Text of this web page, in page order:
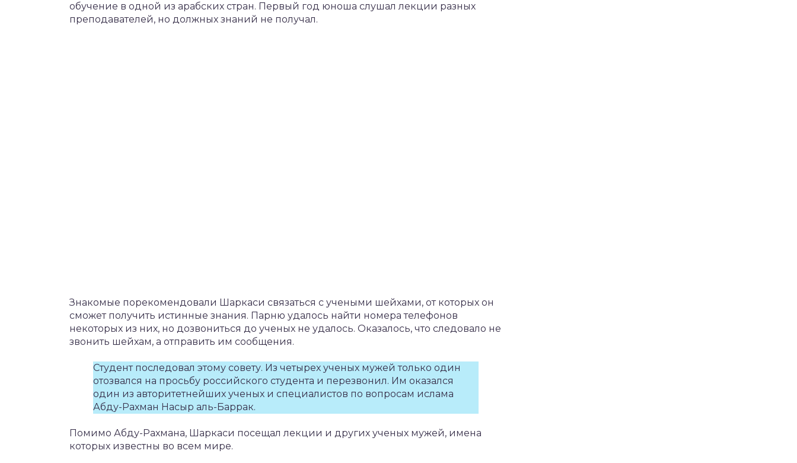
обучение в одной из арабских стран. Первый год юноша слушал лекции разных
преподавателей, но должных знаний не получал.
Знакомые порекомендовали Шаркаси связаться с учеными шейхами, от которых он
сможет получить истинные знания. Парню удалось найти номера телефонов
некоторых из них, но дозвониться до ученых не удалось. Оказалось, что следовало не
звонить шейхам, а отправить им сообщения.
Студент последовал этому совету. Из четырех ученых мужей только один
отозвался на просьбу российского студента и перезвонил. Им оказался
один из авторитетнейших ученых и специалистов по вопросам ислама
Абду-Рахман Насыр аль-Баррак.
Помимо Абду-Рахмана, Шаркаси посещал лекции и других ученых мужей, имена
которых известны во всем мире.